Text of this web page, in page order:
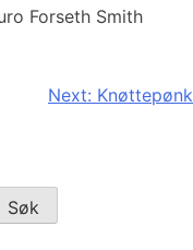
Forseth Smith
Next: Knøttepønk
Søk